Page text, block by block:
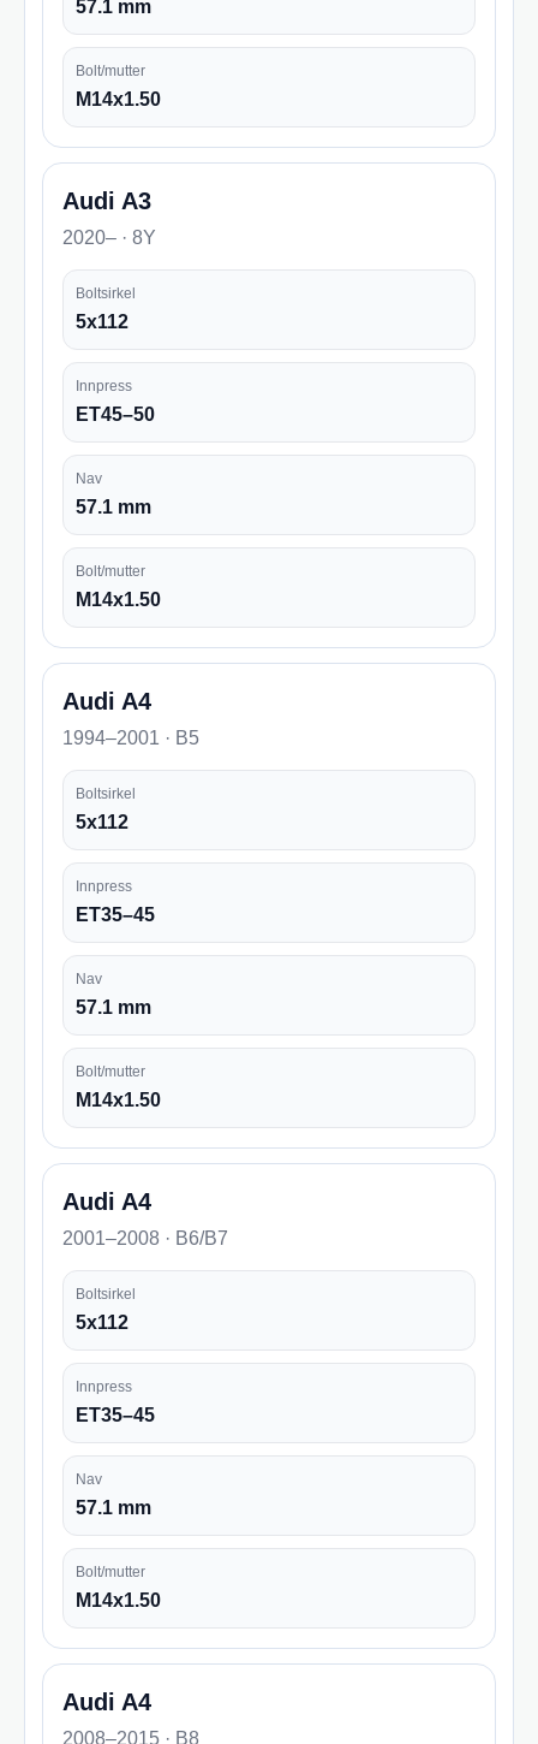
57.1 mm
Bolt/mutter
M14x1.50
Audi A3
2020– · 8Y
Boltsirkel
5x112
Innpress
ET45–50
Nav
57.1 mm
Bolt/mutter
M14x1.50
Audi A4
1994–2001 · B5
Boltsirkel
5x112
Innpress
ET35–45
Nav
57.1 mm
Bolt/mutter
M14x1.50
Audi A4
2001–2008 · B6/B7
Boltsirkel
5x112
Innpress
ET35–45
Nav
57.1 mm
Bolt/mutter
M14x1.50
Audi A4
2008–2015 · B8